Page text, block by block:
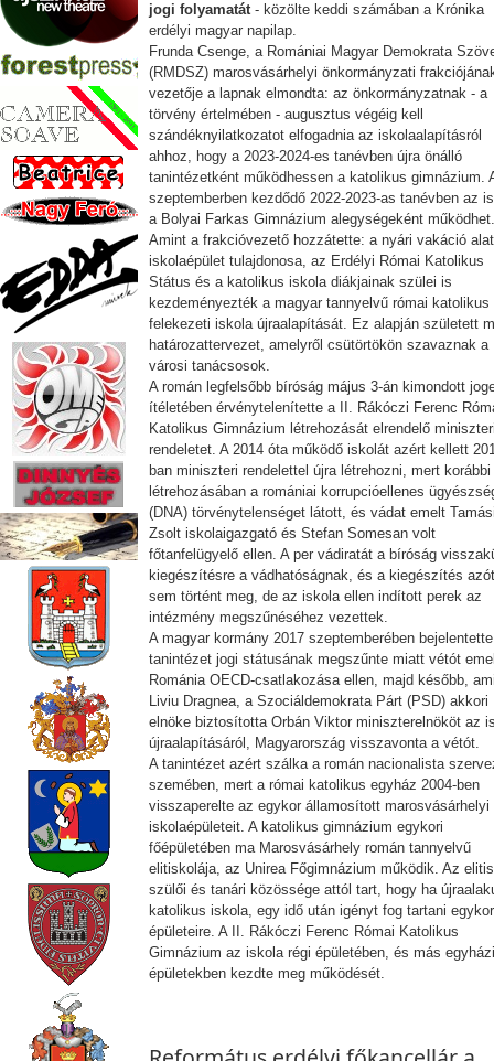
jogi folyamatát- közölte keddi számában a Krónika
erdélyi magyar napilap.
Frunda Csenge, a Romániai Magyar Demokrata
(RMDSZ) marosvásárhelyi önkormányzati
vezetője a lapnak elmondta: az önkormányzatnak - a
törvény értelmében - augusztus végéig kell
szándéknyilatkozatot elfogadnia az iskolaalapításról
ahhoz, hogy a 2023-2024-es tanévben újra önálló
tanintézetként működhessen a katolikus gimnázium.
szeptemberben kezdődő 2022-2023-as tanévben az
a Bolyai Farkas Gimnázium alegységeként működhet.
Amint a frakcióvezető hozzátette: a nyári vakáció
iskolaépület tulajdonosa, az Erdélyi Római Katolikus
Státus és a katolikus iskola diákjainak szülei is
kezdeményezték a magyar tannyelvű római katolikus
felekezeti iskola újraalapítását. Ez alapján született
határozattervezet, amelyről csütörtökön szavaznak a
városi tanácsosok.
A román legfelsőbb bíróság május 3-án kimondott
ítéletében érvénytelenítette a II. Rákóczi Ferenc
Katolikus Gimnázium létrehozását elrendelő
rendeletet. A 2014 óta működő iskolát azért kellett
ban miniszteri rendelettel újra létrehozni, mert korábbi
létrehozásában a romániai korrupcióellenes
(DNA) törvénytelenséget látott, és vádat emelt
Zsolt iskolaigazgató és Stefan Somesan volt
főtanfelügyelő ellen. A per vádiratát a bíróság
kiegészítésre a vádhatóságnak, és a kiegészítés
sem történt meg, de az iskola ellen indított perek az
intézmény megszűnéséhez vezettek.
A magyar kormány 2017 szeptemberében
tanintézet jogi státusának megszűnte miatt vétót
Románia OECD-csatlakozása ellen, majd később,
Liviu Dragnea, a Szociáldemokrata Párt (PSD) akkori
elnöke biztosította Orbán Viktor miniszterelnököt az
újraalapításáról, Magyarország visszavonta a vétót.
A tanintézet azért szálka a román nacionalista
szemében, mert a római katolikus egyház 2004-ben
visszaperelte az egykor államosított marosvásárhelyi
iskolaépületeit. A katolikus gimnázium egykori
főépületében ma Marosvásárhely román tannyelvű
elitiskolája, az Unirea Főgimnázium működik. Az
szülői és tanári közössége attól tart, hogy ha
katolikus iskola, egy idő után igényt fog tartani
épületeire. A II. Rákóczi Ferenc Római Katolikus
Gimnázium az iskola régi épületében, és más egyházi
épületekben kezdte meg működését.